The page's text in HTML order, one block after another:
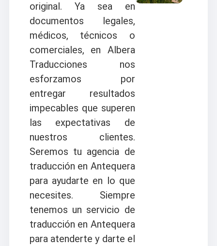
original. Ya sea en
documentos legales,
médicos, técnicos o
comerciales, en Albera
Traducciones nos
esforzamos por
entregar resultados
impecables que superen
las expectativas de
nuestros clientes.
Seremos tu agencia de
traducción en Antequera
para ayudarte en lo que
necesites. Siempre
tenemos un servicio de
traducción en Antequera
para atenderte y darte el